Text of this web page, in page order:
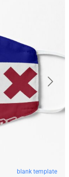
blank template